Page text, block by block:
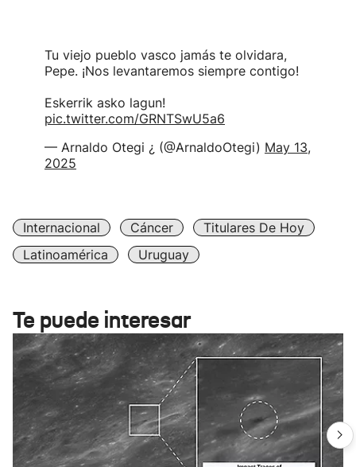
Tu viejo pueblo vasco jamás te olvidara,
Pepe. ¡Nos levantaremos siempre contigo!
Eskerrik asko lagun!
pic.twitter.com/GRNTSwU5a6
— Arnaldo Otegi ¿ (@ArnaldoOtegi) May 13,
2025
Internacional Cáncer
Titulares De Hoy
Latinoamérica
Uruguay
Te puede interesar